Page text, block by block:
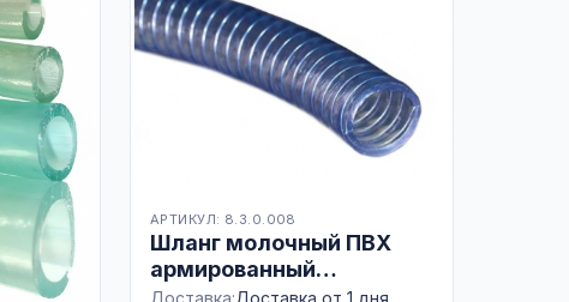
АРТИКУЛ: 8.3.0.008
Шланг молочный ПВХ
армированный
металлом 40х4,5
Доставка:Доставка от 1 дня